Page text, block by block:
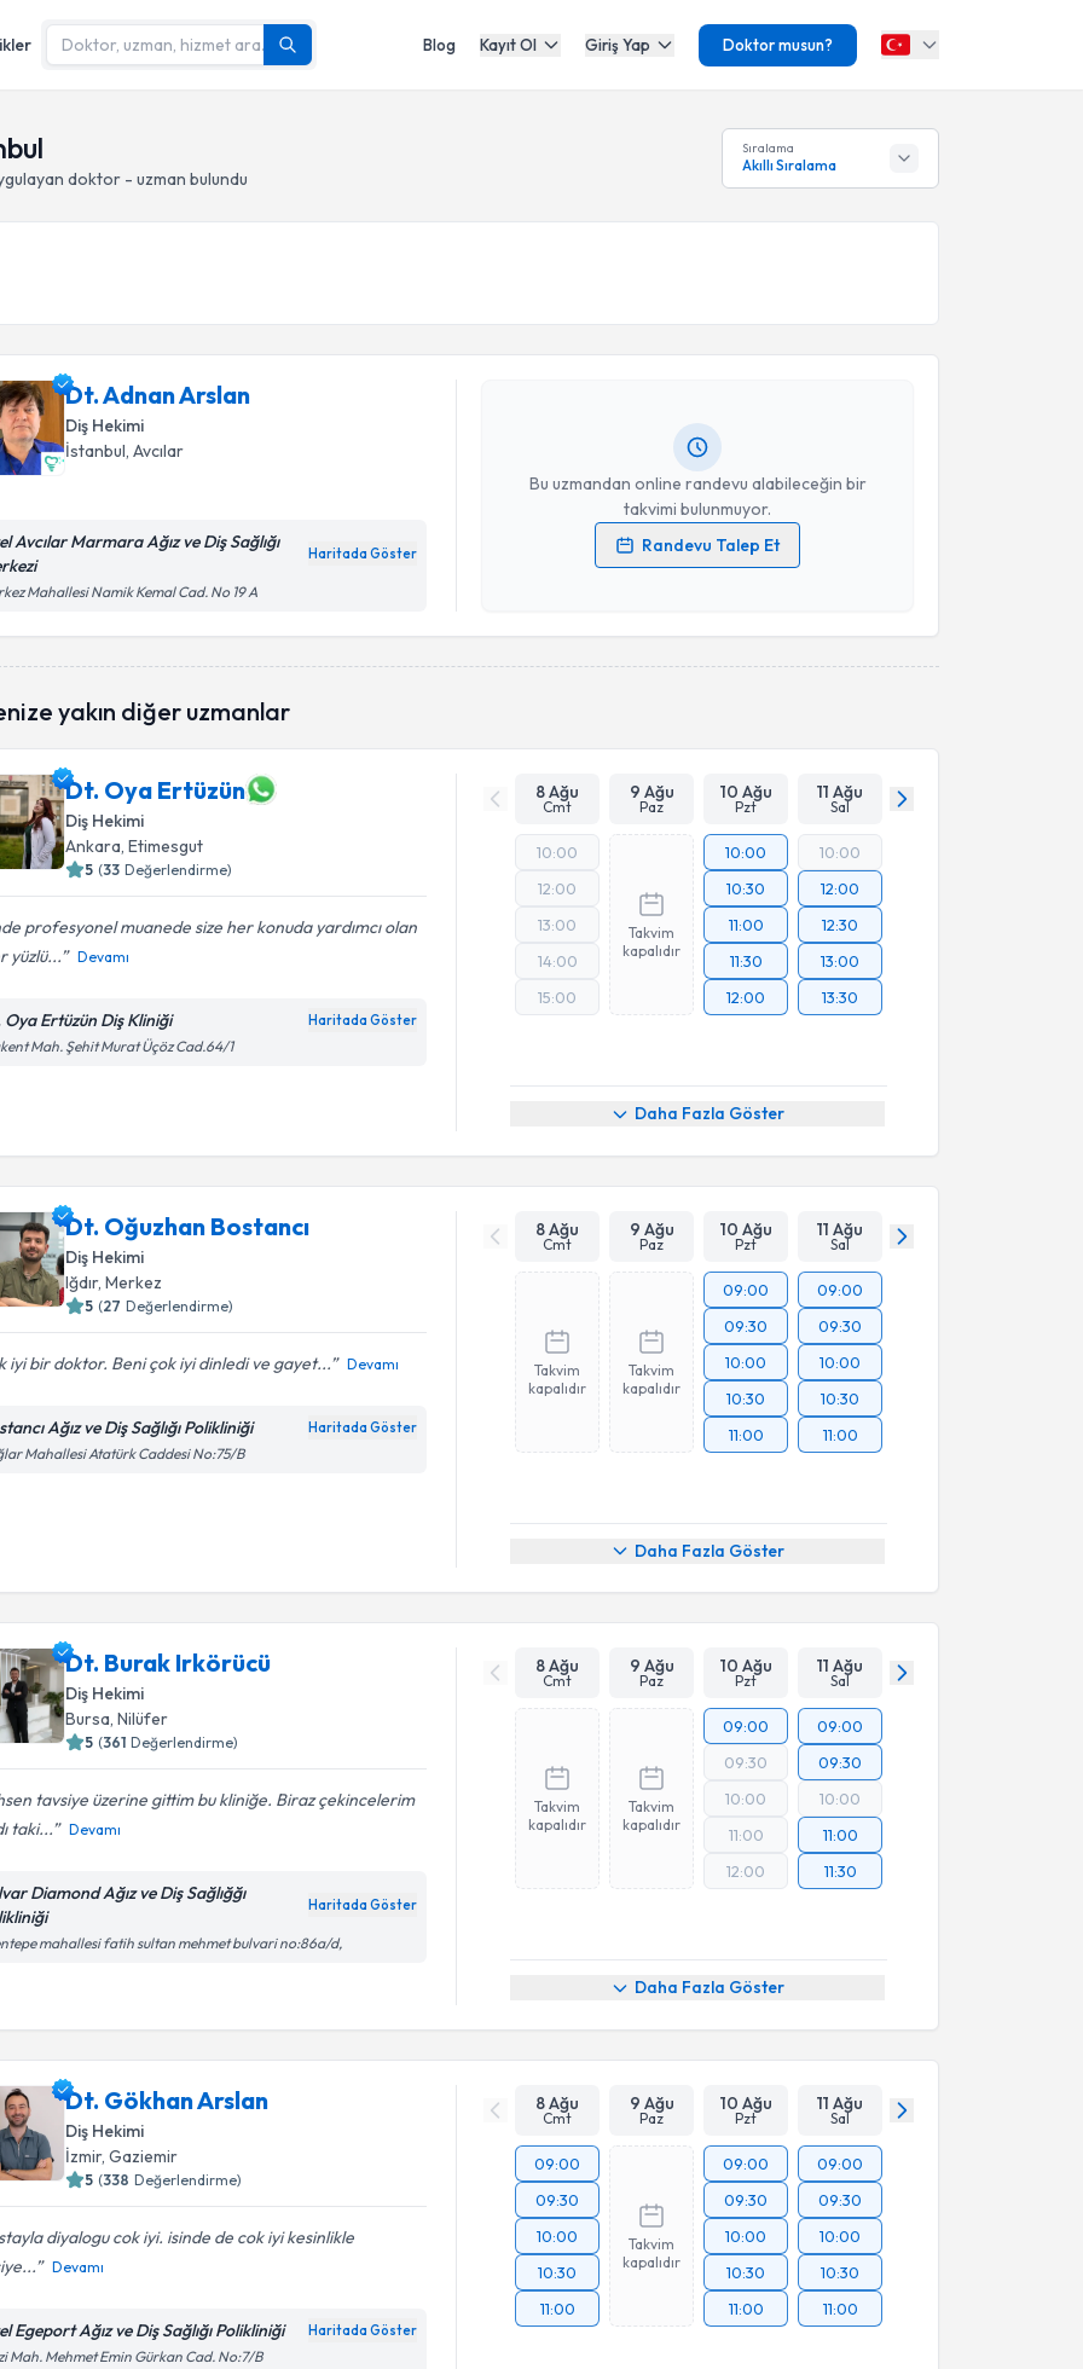
Blog Kayıt Ol Giriş Yap Doktor musun?
doktor - uzman bulundu
Sıralama
Akıllı Sıralama
Dt. Adnan Arslan
Diş Hekimi
İstanbul, Avcılar
Avcılar Marmara Ağız ve Diş Sağlığı
Haritada Göster
Mahallesi Namik Kemal Cad. No 19 A
Bu uzmandan online randevu alabileceğin bir
takvimi bulunmuyor.
Randevu Talep Et
Dt. Adnan Arslaniçin randevu takvimi talebi oluşturun. Size bu
uzmandan randevu almanız için bir takvim hazırlandığında e-
Kişisel verilerimin işlenmesine ilişkinAydınlatma Metni
yakın diğer uzmanlar
Dt. Oya Ertüzün
Diş Hekimi
Ankara, Etimesgut
5 (33 Değerlendirme)
profesyonel muanede size her konuda yardımcı olan
yüzlü...
Devamı
Oya Ertüzün Diş Kliniği Haritada Göster
Mah. Şehit Murat Üçöz Cad.64/1
8 Ağu
Cmt
9 Ağu
Paz
10 Ağu
Pzt
11 Ağu
Sal
10:00
12:00
13:00
14:00
15:00
Takvim
kapalıdır
10:00
10:30
11:00
11:30
12:00
10:00
12:00
12:30
13:00
13:30
Daha Fazla Göster
Dt. Oğuzhan Bostancı
Diş Hekimi
Iğdır, Merkez
5 (27 Değerlendirme)
iyi bir doktor. Beni çok iyi dinledi ve gayet... Devamı
Ağız ve Diş Sağlığı Polikliniği Haritada Göster
Mahallesi Atatürk Caddesi No:75/B
8 Ağu
Cmt
9 Ağu
Paz
10 Ağu
Pzt
11 Ağu
Sal
Takvim
kapalıdır
Takvim
kapalıdır
09:00
09:30
10:00
10:30
11:00
09:00
09:30
10:00
10:30
11:00
Daha Fazla Göster
Dt. Burak Irkörücü
Diş Hekimi
Bursa, Nilüfer
5 (361 Değerlendirme)
tavsiye üzerine gittim bu kliniğe. Biraz çekincelerim
taki...
Devamı
Diamond Ağız ve Diş Sağlığğı
Haritada Göster
mahallesi fatih sultan mehmet bulvari no:86a/d,
8 Ağu
Cmt
9 Ağu
Paz
10 Ağu
Pzt
11 Ağu
Sal
Takvim
kapalıdır
Takvim
kapalıdır
09:00
09:30
10:00
11:00
12:00
09:00
09:30
10:00
11:00
11:30
Daha Fazla Göster
Dt. Gökhan Arslan
Diş Hekimi
İzmir, Gaziemir
5 (338 Değerlendirme)
diyalogu cok iyi. isinde de cok iyi kesinlikle
Devamı
Egeport Ağız ve Diş Sağlığı Polikliniği Haritada Göster
Mah. Mehmet Emin Gürkan Cad. No:7/B
8 Ağu
Cmt
9 Ağu
Paz
10 Ağu
Pzt
11 Ağu
Sal
09:00
09:30
10:00
10:30
11:00
Takvim
kapalıdır
09:00
09:30
10:00
10:30
11:00
09:00
09:30
10:00
10:30
11:00